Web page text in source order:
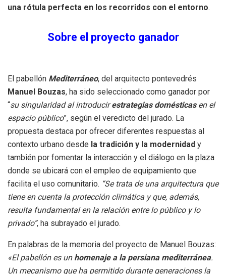
una rótula perfecta en los recorridos con el entorno.
Sobre el proyecto ganador
El pabellón Mediterráneo, del arquitecto pontevedrés
Manuel Bouzas, ha sido seleccionado como ganador por
“su singularidad al introducirestrategias domésticasen el
espacio público”, según el veredicto del jurado. La
propuesta destaca por ofrecer diferentes respuestas al
contexto urbano desde la tradición y la modernidad y
también por fomentar la interacción y el diálogo en la plaza
donde se ubicará con el empleo de equipamiento que
facilita el uso comunitario. “Se trata de una arquitectura que
tiene en cuenta la protección climática y que, además,
resulta fundamental en la relación entre lo público y lo
privado”, ha subrayado el jurado.
En palabras de la memoria del proyecto de Manuel Bouzas:
«El pabellón es un homenaje a la persiana mediterránea.
Un mecanismo que ha permitido durante generaciones la